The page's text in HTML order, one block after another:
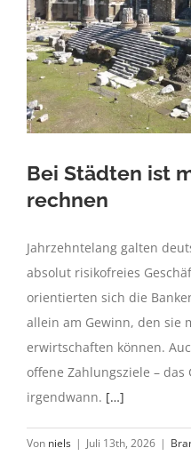
Bei Städten ist
rechnen
Jahrzehntelang galten
absolut risikofreies
orientierten sich die
allein am Gewinn, den sie
erwirtschaften können.
offene Zahlungsziele – das
irgendwann. […]
Von niels | Juli 13th, 2026 |